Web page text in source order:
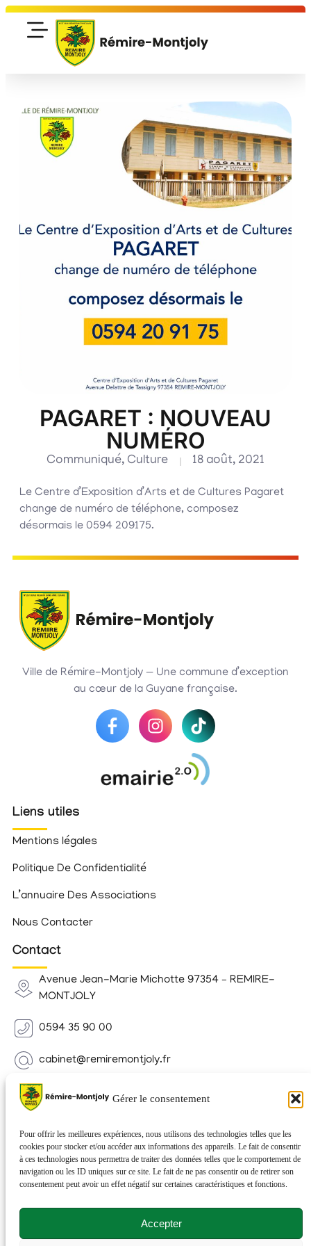
Gérer le consentement
Pour offrir les meilleures expériences, nous utilisons des technologies telles que les
cookies pour stocker et/ou accéder aux informations des appareils. Le fait de consentir
à ces technologies nous permettra de traiter des données telles que le comportement de
navigation ou les ID uniques sur ce site. Le fait de ne pas consentir ou de retirer son
consentement peut avoir un effet négatif sur certaines caractéristiques et fonctions.
Accepter
PAGARET : NOUVEAU
NUMÉRO
Communiqué, Culture 18 août, 2021
Le Centre d’Exposition d’Arts et de Cultures Pagaret
change de numéro de téléphone, composez
désormais le 0594 209175.
Ville de Rémire-Montjoly — Une commune d’exception
au cœur de la Guyane française.
Liens utiles
Mentions légales
Politique De Confidentialité
L’annuaire Des Associations
Nous Contacter
Contact
Avenue Jean-Marie Michotte 97354 – REMIRE-
MONTJOLY
0594 35 90 00
cabinet@remiremontjoly.fr
Newsletter
nouvelles de votre commune.